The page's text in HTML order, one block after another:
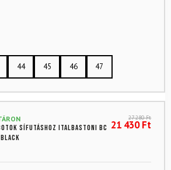
44 45 46 47
sífutáshoz ITALBASTONI BC
27 280Ft
21 430Ft